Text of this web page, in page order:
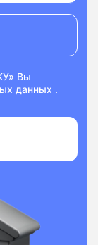
Вы
данных .